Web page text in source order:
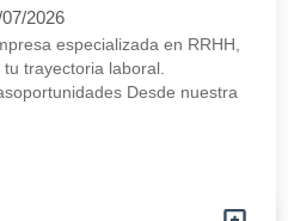
2026
especializada en RRHH,
trayectoria laboral.
Desde nuestra